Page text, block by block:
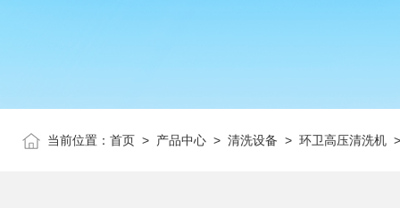
当前位置： 首页 > 产品中心 > 清洗设备 > 环卫高压清洗机